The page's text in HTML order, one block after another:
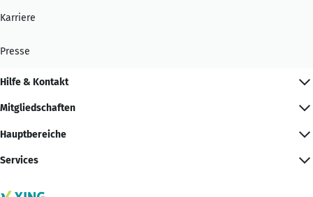
Karriere
Presse
Hilfe & Kontakt
Mitgliedschaften
Hauptbereiche
Services